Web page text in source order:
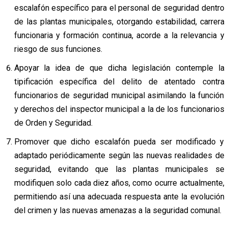
escalafón específico para el personal de seguridad dentro
de las plantas municipales, otorgando estabilidad, carrera
funcionaria y formación continua, acorde a la relevancia y
riesgo de sus funciones.
Apoyar la idea de que dicha legislación contemple la
tipificación específica del delito de atentado contra
funcionarios de seguridad municipal asimilando la función
y derechos del inspector municipal a la de los funcionarios
de Orden y Seguridad.
Promover que dicho escalafón pueda ser modificado y
adaptado periódicamente según las nuevas realidades de
seguridad, evitando que las plantas municipales se
modifiquen solo cada diez años, como ocurre actualmente,
permitiendo así una adecuada respuesta ante la evolución
del crimen y las nuevas amenazas a la seguridad comunal.